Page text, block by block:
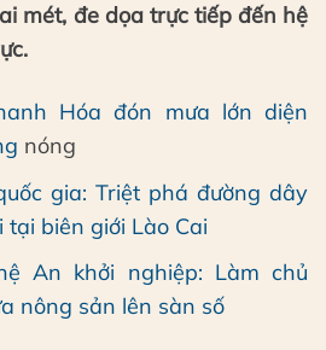
mét, đe dọa trực tiếp đến hệ
Hóa đón mưa lớn diện
nóng
gia: Triệt phá đường dây
tại biên giới Lào Cai
An khởi nghiệp: Làm chủ
nông sản lên sàn số